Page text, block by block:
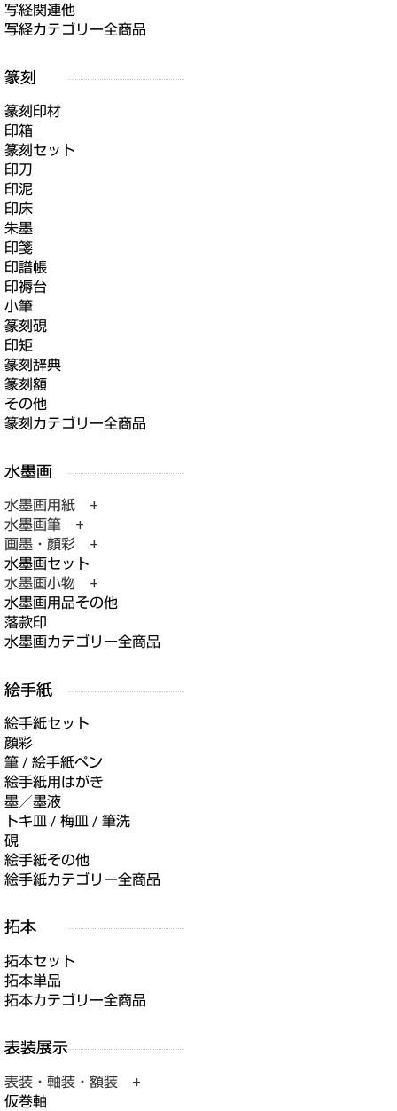
写経関連他
写経カテゴリー全商品
篆刻印材
印箱
篆刻セット
印刀
印泥
印床
朱墨
印箋
印譜帳
印褥台
小筆
篆刻硯
印矩
篆刻辞典
篆刻額
その他
篆刻カテゴリー全商品
水墨画用紙 +
水墨画筆 +
画墨・顔彩 +
水墨画セット
水墨画小物 +
水墨画用品その他
落款印
水墨画カテゴリー全商品
絵手紙セット
顔彩
筆 / 絵手紙ペン
絵手紙用はがき
墨／墨液
トキ皿 / 梅皿 / 筆洗
硯
絵手紙その他
絵手紙カテゴリー全商品
拓本セット
拓本単品
拓本カテゴリー全商品
表装・軸装・額装 +
仮巻軸